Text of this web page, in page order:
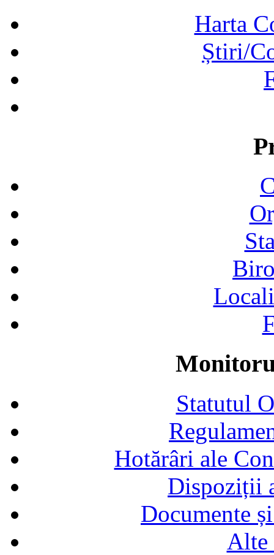
Harta
Știri/
Statutul
Hotărâri ale
Dispoziții
Documente
Alte